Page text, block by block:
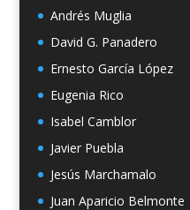
Andrés Muglia
David G. Panadero
Ernesto García López
Eugenia Rico
Isabel Camblor
Javier Puebla
Jesús Marchamalo
Juan Aparicio Belmonte